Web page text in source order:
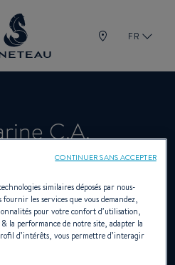
FR
C.A.
In-bord, Hors-
BENETEAU
similaires déposés par nous-
les services que vous demandez,
pour votre confort d’utilisation,
la performance de notre site, adapter la
d’intérêts, vous permettre d’interagir
CONTINUER SANS ACCEPTER